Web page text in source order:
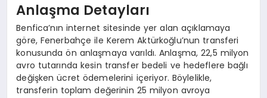
Anlaşma Detayları
Benfica’nın internet sitesinde yer alan açıklamaya
göre, Fenerbahçe ile Kerem Aktürkoğlu’nun transferi
konusunda ön anlaşmaya varıldı. Anlaşma, 22,5 milyon
avro tutarında kesin transfer bedeli ve hedeflere bağlı
değişken ücret ödemelerini içeriyor. Böylelikle,
transferin toplam değerinin 25 milyon avroya